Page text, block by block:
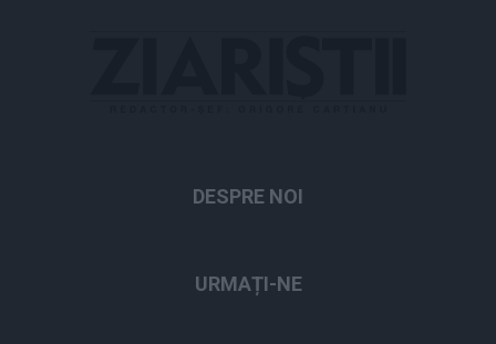
DESPRE NOI
URMAȚI-NE